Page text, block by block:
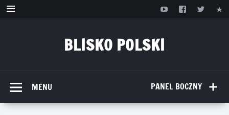
Przejdź
BLISKO POLSKI
PANEL BOCZNY
MENU